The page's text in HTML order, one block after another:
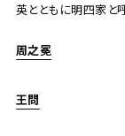
英とともに明四家と
周之冕
王問